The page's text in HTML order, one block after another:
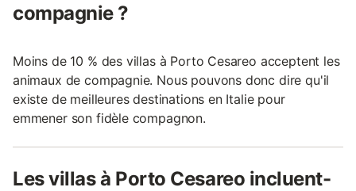
compagnie ?
Moins de 10 % des villas à Porto Cesareo acceptent les
animaux de compagnie. Nous pouvons donc dire qu'il
existe de meilleures destinations en Italie pour
emmener son fidèle compagnon.
Les villas à Porto Cesareo incluent-